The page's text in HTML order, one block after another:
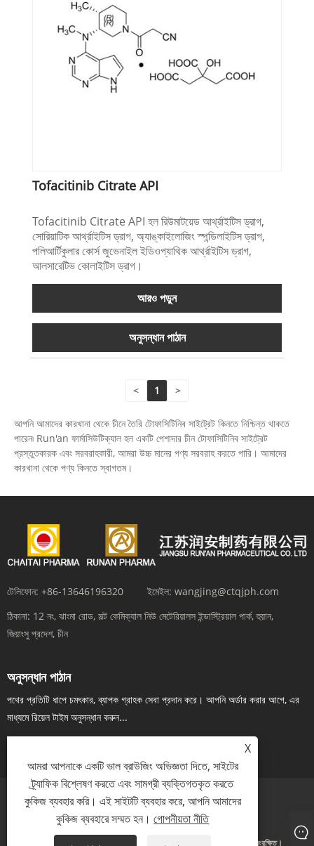
Tofacitinib Citrate API
Tofacitinib Citrate API হল রিউমাটয়েড আর্থ্রাইটিস ড্রাগ,
সোরিয়াটিক আর্থ্রাইটিস ড্রাগ, অ্যাঙ্কাইলোজিং স্পন্ডিলাইটিস ড্রাগ,
পলিআর্টিকুলার কোর্স জুভেনাইল ইডিওপ্যাথিক আর্থ্রাইটিস ড্রাগ,
আলসারেটিভ কোলাইটিস ড্রাগ।
আরও পড়ুন
অনুসন্ধান পাঠান
< 1 >
আপনি আমাদের কারখানা থেকে চীনে তৈরি টোফাসিটিনিব সাইট্রেট কিনতে নিশ্চিন্ত থাকতে
পারেন৷ Run'an ফার্মাসিউটিক্যাল হল একটি পেশাদার চীন টোফাসিটিনিব সাইট্রেট
প্রস্তুতকারক এবং সরবরাহকারী, আমরা উচ্চ মানের পণ্য সরবরাহ করতে পারি। আমাদের
কারখানা থেকে পণ্য কিনতে স্বাগতম।
টেলিফোন: +86-13646196320 ইমেইল: wangjing@ctqjph.com
ঠিকানা: 12 নং, ঝাংমা রোড, সল্ট কেমিক্যাল নিউ মেটেরিয়ালস ইন্ডাস্ট্রিয়াল পার্ক, হুয়ান,
জিয়াংসু প্রদেশ, চীন
অনুসন্ধান পাঠান
পথের প্রতিটি ধাপে চমৎকার, ব্যাপক গ্রাহক সেবা প্রদান করে। আপনি অর্ডার করার আগে, এর
মাধ্যমে রিয়েল টাইম অনুসন্ধান করুন...
Sitemap গোপনীয়তা নীতি
কপিরাইট © 2024 জিয়াংসু রান'আন ফার্মাসিউটিক্যাল কোম্পানি লিমিটেড। সর্বস্বত্ব সংরক্ষিত।
X
আমরা আপনাকে একটি ভাল ব্রাউজিং অভিজ্ঞতা দিতে, সাইটের
ট্র্যাফিক বিশ্লেষণ করতে এবং সামগ্রী ব্যক্তিগতকৃত করতে
কুকিজ ব্যবহার করি। এই সাইটটি ব্যবহার করে, আপনি আমাদের
কুকিজ ব্যবহারে সম্মত হন।গোপনীয়তা নীতি